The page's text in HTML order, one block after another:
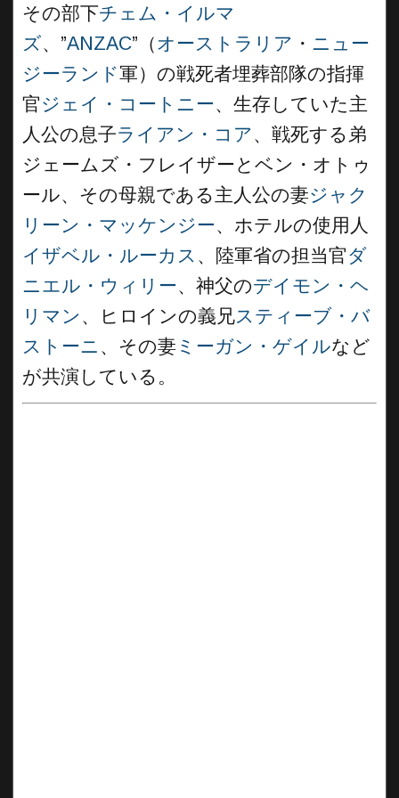
その部下チェム・イルマ
ズ、”ANZAC”（オーストラリア ・ ニュー
ジーランド軍）の戦死者埋葬部隊の指揮
官ジェイ・コートニー、生存していた主
人公の息子ライアン・コア、戦死する弟
ジェームズ・フレイザーとベン・オトゥ
ール、その母親である主人公の妻ジャク
リーン・マッケンジー、ホテルの使用人
イザベル・ルーカス 、陸軍省の担当官ダ
ニエル・ウィリー、神父のデイモン・ヘ
リマン 、ヒロインの義兄スティーブ・バ
ストーニ 、その妻 ミーガン・ゲイルなど
が共演している。